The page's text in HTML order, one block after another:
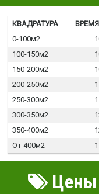
КВАДРАТУРА
0-100м2
100-150м2
150-200м2
200-250м2
250-300м2
300-350м2
350-400м2
От 400м2
Цены